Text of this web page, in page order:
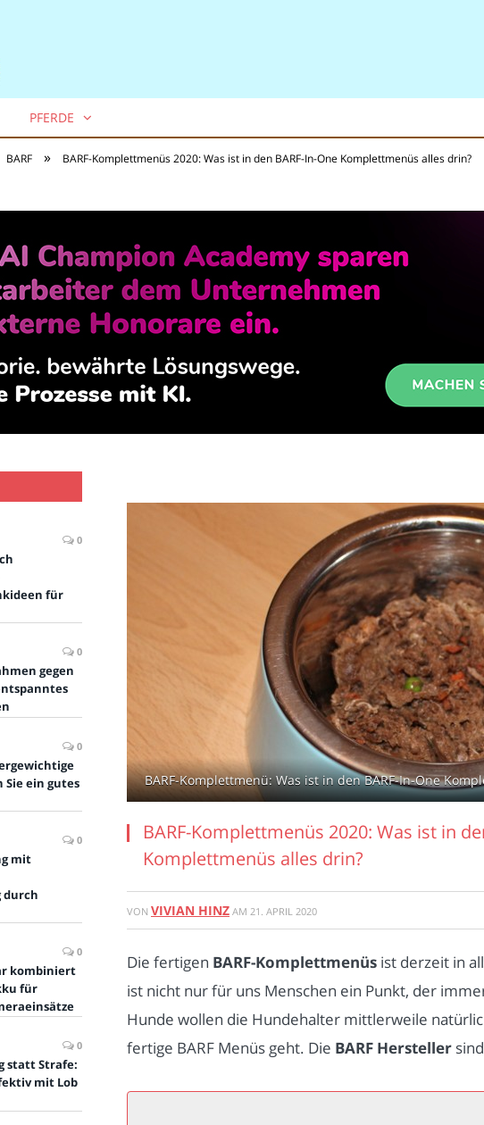
PFERDE
BARF » BARF-Komplettmenüs 2020: Was ist in den BARF-In-One Komplettmenüs alles drin?
BARF-Komplettmenü: Was ist in den BARF-In-One
BARF-Komplettmenüs 2020: Was ist in
Komplettmenüs alles drin?
VON VIVIAN HINZ AM 21. APRIL 2020
Die fertigen BARF-Komplettmenüs ist derzeit in
ist nicht nur für uns Menschen ein Punkt, der
Hunde wollen die Hundehalter mittlerweile
fertige BARF Menüs geht. Die BARF Hersteller
0
für
0
gegen
0
Sie ein gutes
0
mit
durch
0
kombiniert
für
0
statt Strafe:
mit Lob